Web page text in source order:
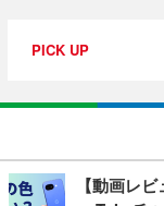
PICK UP
【動画レ